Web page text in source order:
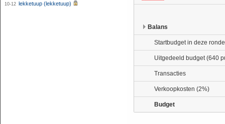
10-12 lekketuup (lekketuup)
Balans
Startbudget in deze ronde
Uitgedeeld budget (640
Transacties
Verkoopkosten (2%)
Budget